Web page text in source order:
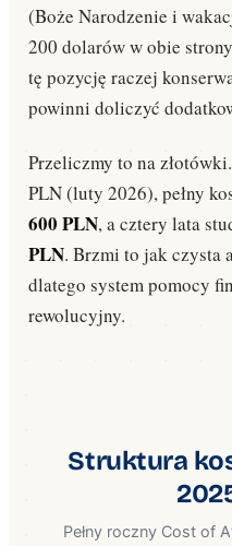
(Boże Narodzenie i
200 dolarów w obie
tę pozycję raczej
powinni doliczyć
Przeliczmy to na
PLN (luty 2026), pełny
600 PLN, a cztery lata
PLN. Brzmi to jak czysta
dlatego system pomocy
rewolucyjny.
Struktura
Pełny roczny Cost of